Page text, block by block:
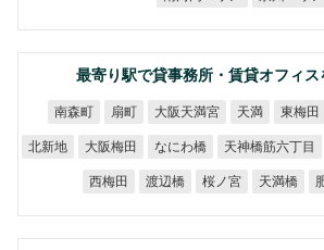
最寄り駅で貸事務所・賃貸オフィス
南森町 扇町 大阪天満宮 天満 東梅田
北新地 大阪梅田 なにわ橋 天神橋筋六丁目
西梅田 渡辺橋 桜ノ宮 天満橋